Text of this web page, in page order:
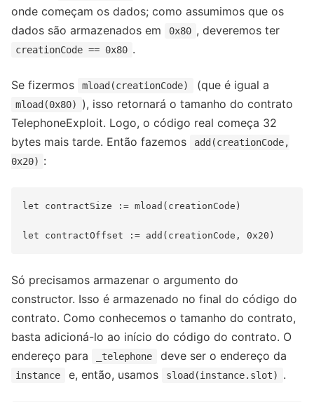
onde começam os dados; como assumimos que os
dados são armazenados em
0x80 , deveremos ter
creationCode == 0x80 .
Se fizermos mload(creationCode) (que é igual a
mload(0x80)
), isso retornará o tamanho do contrato
TelephoneExploit. Logo, o código real começa 32
bytes mais tarde. Então fazemos
add(creationCode,
0x20) :
let contractSize := mload(creationCode)
Só precisamos armazenar o argumento do
constructor. Isso é armazenado no final do código do
contrato. Como conhecemos o tamanho do contrato,
basta adicioná-lo ao início do código do contrato. O
endereço para
_telephone deve ser o endereço da
instance e, então, usamos sload(instance.slot) .